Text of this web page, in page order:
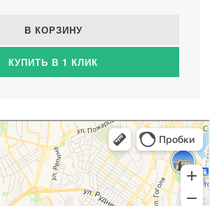
В КОРЗИНУ
КУПИТЬ В 1 КЛИК
канализации в Севастополе
в Севастополе